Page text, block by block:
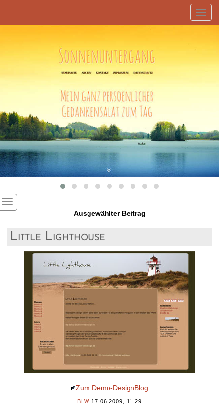
Ausgewählter Beitrag
Little Lighthouse
Zum Demo-DesignBlog
BLW 17.06.2009, 11.29